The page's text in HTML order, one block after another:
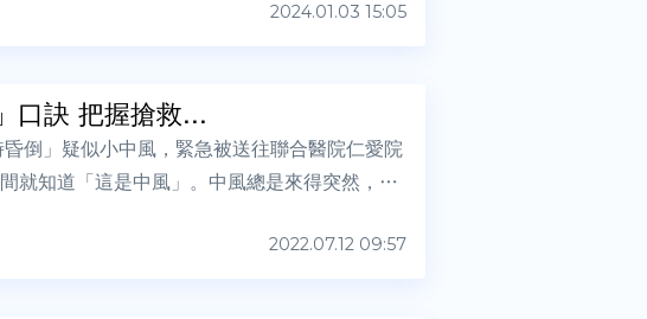
2024.01.03 15:05
口訣 把握搶救...
2022.07.12 09:57
倒」疑似小中風，緊急被送往聯合醫院仁愛院
就知道「這是中風」。中風總是來得突然，但